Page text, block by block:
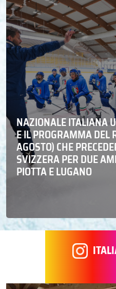
NAZIONALE ITALIANA
E IL PROGRAMMA
AGOSTO) CHE
SVIZZERA PER DUE
PIOTTA E LUGANO